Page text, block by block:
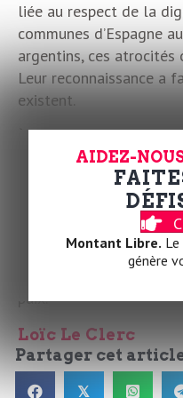
liée au respect de la
communes d’Espagne
argentins, ces atrocités
Leur reconnaissance a
existent.
À Gaza comme à
l’immigration, ces
Il importe absolument
des morts, qu’ils
leur disent adieu.
paix.
Loïc Le Clerc
Partager cet
𝕏
AIDEZ-
Montant Libre.
génère